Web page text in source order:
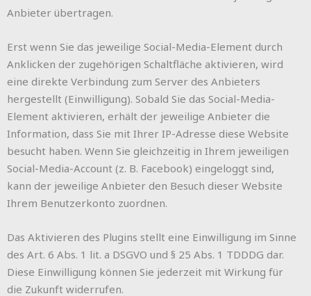
Anbieter übertragen.
Erst wenn Sie das jeweilige Social-Media-Element durch
Anklicken der zugehörigen Schaltfläche aktivieren, wird
eine direkte Verbindung zum Server des Anbieters
hergestellt (Einwilligung). Sobald Sie das Social-Media-
Element aktivieren, erhält der jeweilige Anbieter die
Information, dass Sie mit Ihrer IP-Adresse diese Website
besucht haben. Wenn Sie gleichzeitig in Ihrem jeweiligen
Social-Media-Account (z. B. Facebook) eingeloggt sind,
kann der jeweilige Anbieter den Besuch dieser Website
Ihrem Benutzerkonto zuordnen.
Das Aktivieren des Plugins stellt eine Einwilligung im Sinne
des Art. 6 Abs. 1 lit. a DSGVO und § 25 Abs. 1 TDDDG dar.
Diese Einwilligung können Sie jederzeit mit Wirkung für
die Zukunft widerrufen.